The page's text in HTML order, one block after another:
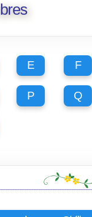
E F
P Q